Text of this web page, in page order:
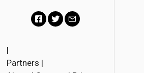
c
|
Partners |